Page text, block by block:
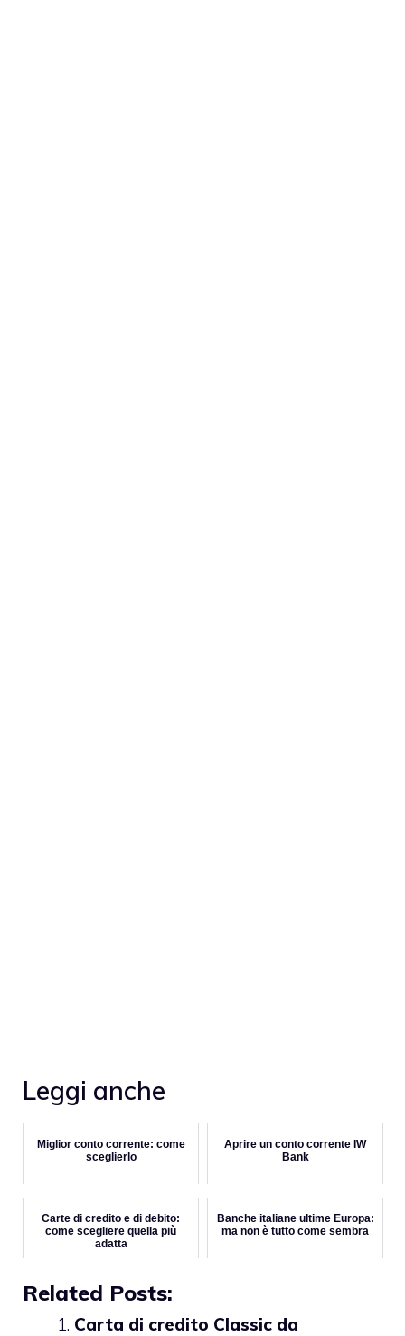
Leggi anche
Miglior conto corrente: come
sceglierlo
Aprire un conto corrente IW
Bank
Carte di credito e di debito:
come scegliere quella più
adatta
Banche italiane ultime Europa:
ma non è tutto come sembra
Related Posts:
Carta di credito Classic da